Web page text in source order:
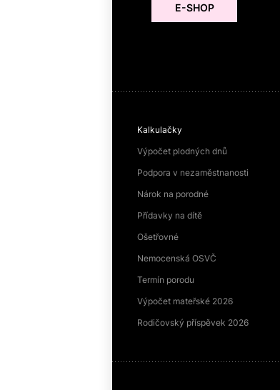
E-SHOP
Kalkulačky
Výpočet plodných dnů
Podpora v nezaměstnanosti
Nárok na porodné
Přídavky na dítě
Ošetřovné
Nemocenská OSVČ
Termín porodu
Výpočet mateřské 2026
Rodičovský příspěvek 2026